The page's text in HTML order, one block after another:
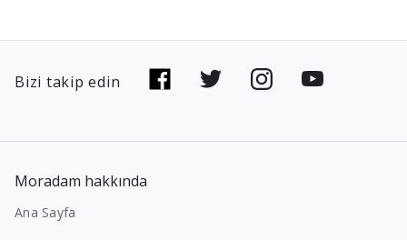
Bizi takip edin
Moradam hakkında
Ana Sayfa